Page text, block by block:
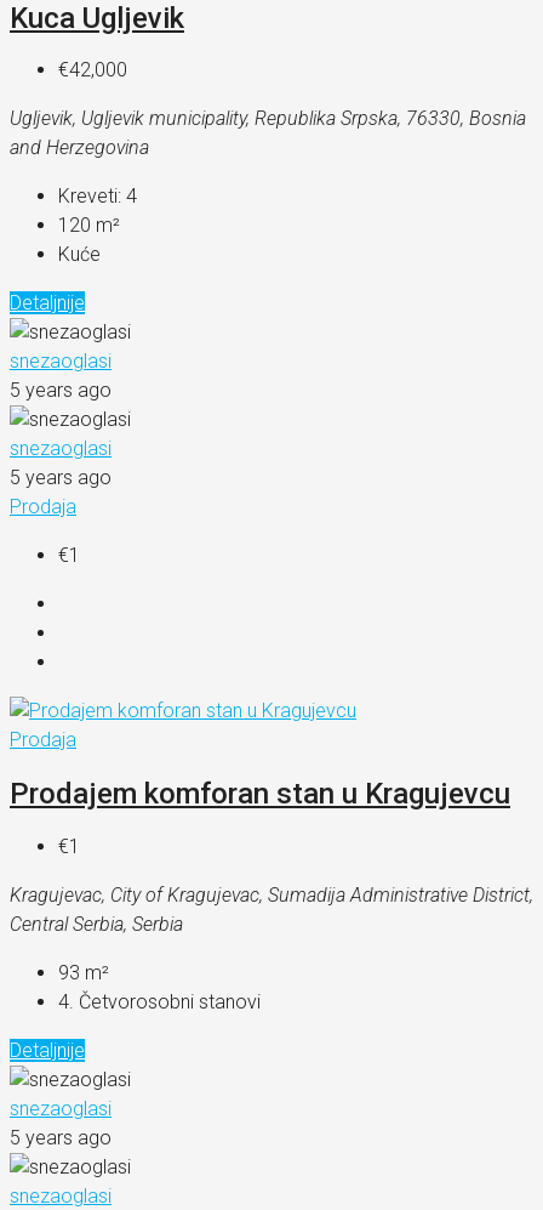
Kuca Ugljevik
€42,000
Ugljevik, Ugljevik municipality, Republika Srpska, 76330, Bosnia
and Herzegovina
Kreveti: 4
120 m²
Kuće
Detaljnije
snezaoglasi
5 years ago
snezaoglasi
5 years ago
Prodaja
€1
Prodaja
Prodajem komforan stan u Kragujevcu
€1
Kragujevac, City of Kragujevac, Sumadija Administrative District,
Central Serbia, Serbia
93 m²
4. Četvorosobni stanovi
Detaljnije
snezaoglasi
5 years ago
snezaoglasi